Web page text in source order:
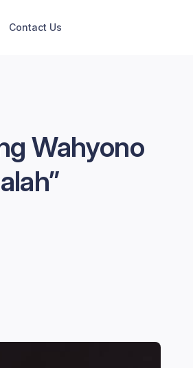
Contact Us
Wahyono